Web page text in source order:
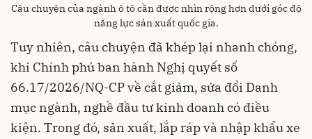
Câu chuyện của ngành ô tô cần được nhìn rộng hơn dưới góc độ
năng lực sản xuất quốc gia.
Tuy nhiên, câu chuyện đã khép lại nhanh chóng,
khi Chính phủ ban hành Nghị quyết số
66.17/2026/NQ-CP về cắt giảm, sửa đổi Danh
mục ngành, nghề đầu tư kinh doanh có điều
kiện. Trong đó, sản xuất, lắp ráp và nhập khẩu xe